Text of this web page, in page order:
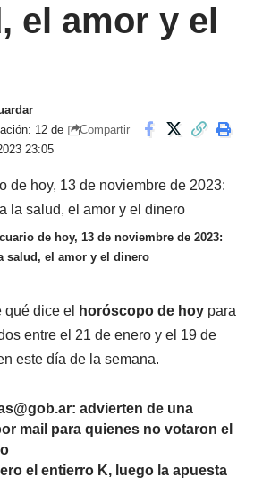
el amor y el
12 de
23:05
Compartir
de hoy, 13 de noviembre de 2023:
salud, el amor y el dinero
qué dice el horóscopo de hoy para
entre el 21 de enero y el 19 de
este día de la semana.
advierten de una
mail para quienes no votaron el
el entierro K, luego la apuesta